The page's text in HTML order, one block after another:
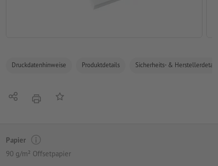
Druckdatenhinweise Produktdetails Sicherheits- &
Teilen DruckenAuf die Merkliste
Papier
90 g/m² Offsetpapier